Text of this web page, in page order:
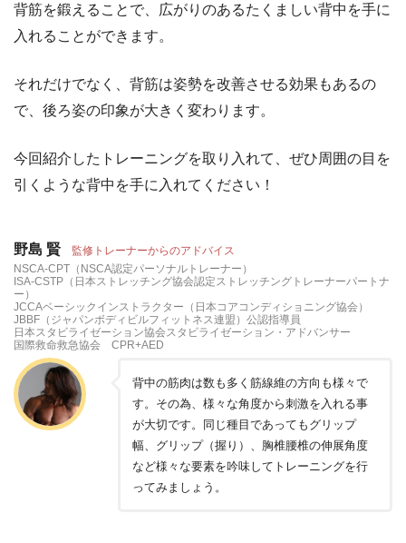
背筋を鍛えることで、広がりのあるたくましい背中を手に
入れることができます。
それだけでなく、背筋は姿勢を改善させる効果もあるの
で、後ろ姿の印象が大きく変わります。
今回紹介したトレーニングを取り入れて、ぜひ周囲の目を
引くような背中を手に入れてください！
野島 賢 監修トレーナーからのアドバイス
NSCA-CPT（NSCA認定パーソナルトレーナー）
ISA-CSTP（日本ストレッチング協会認定ストレッチングトレーナーパートナ
ー）
JCCAベーシックインストラクター（日本コアコンディショニング協会）
JBBF（ジャパンボディビルフィットネス連盟）公認指導員
日本スタビライゼーション協会スタビライゼーション・アドバンサー
国際救命救急協会 CPR+AED
背中の筋肉は数も多く筋線維の方向も様々で
す。その為、様々な角度から刺激を入れる事
が大切です。同じ種目であってもグリップ
幅、グリップ（握り）、胸椎腰椎の伸展角度
など様々な要素を吟味してトレーニングを行
ってみましょう。